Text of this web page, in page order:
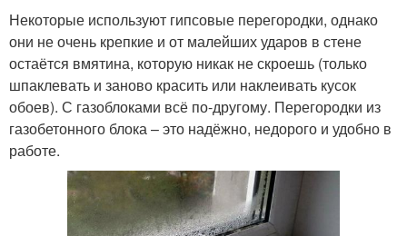
Некоторые используют гипсовые перегородки, однако
они не очень крепкие и от малейших ударов в стене
остаётся вмятина, которую никак не скроешь (только
шпаклевать и заново красить или наклеивать кусок
обоев). С газоблоками всё по-другому. Перегородки из
газобетонного блока – это надёжно, недорого и удобно в
работе.